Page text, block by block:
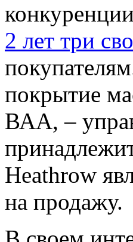
2 лет три
покрытие
ВАА, –
Heathrow
на продажу.